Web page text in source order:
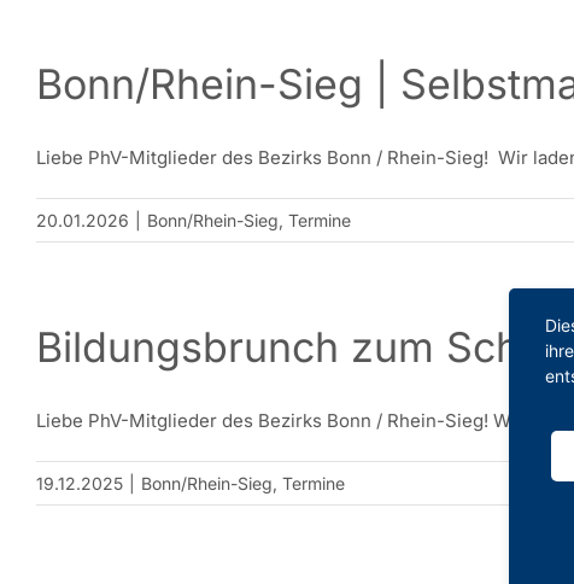
Bonn/Rhein-Sieg |
Liebe PhV-Mitglieder des Bezirks Bonn / Rhein-Sieg! Wir
20.01.2026 Bonn/Rhein-Sieg, Termine
Bildungsbrunch zum
Liebe PhV-Mitglieder des Bezirks Bonn / Rhein-Sieg! Wir laden
19.12.2025 Bonn/Rhein-Sieg, Termine